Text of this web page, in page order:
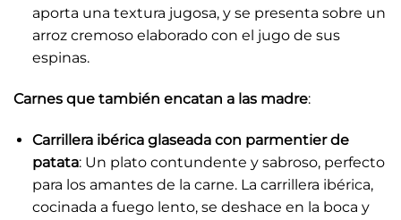
aporta una textura jugosa, y se presenta sobre un
arroz cremoso elaborado con el jugo de sus
espinas.
Carnes que también encatan a las madre:
Carrillera ibérica glaseada con parmentier de
patata: Un plato contundente y sabroso, perfecto
para los amantes de la carne. La carrillera ibérica,
cocinada a fuego lento, se deshace en la boca y